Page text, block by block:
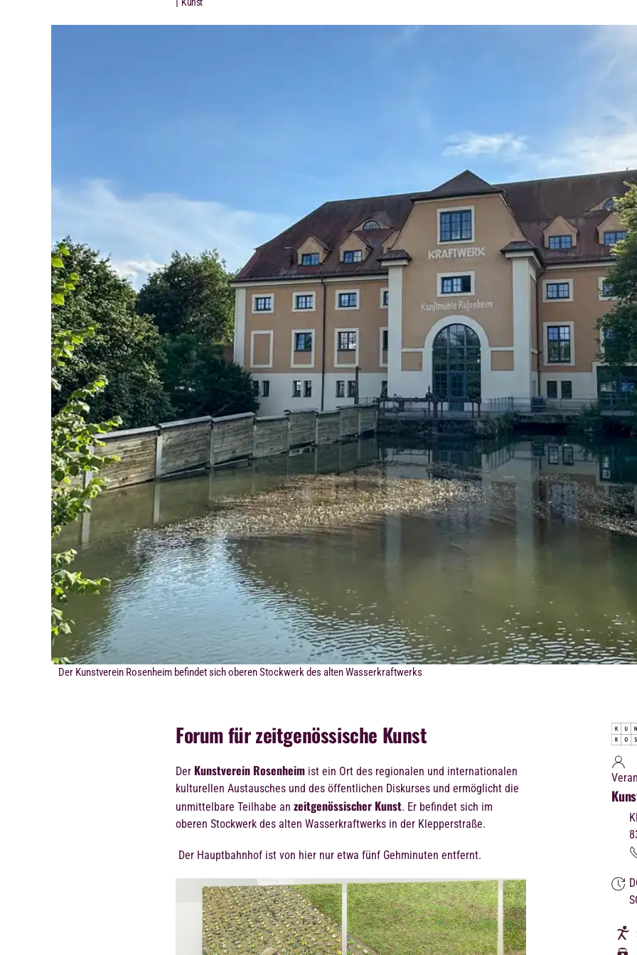
Der Kunstverein Rosenheim befindet sich oberen Stockwerk des alten Wasserkraftwerks
Forum für zeitgenössische Kunst
Der Kunstverein Rosenheim ist ein Ort des regionalen und internationalen
kulturellen Austausches und des öffentlichen Diskurses und ermöglicht die
unmittelbare Teilhabe an zeitgenössischer Kunst. Er befindet sich im
oberen Stockwerk des alten Wasserkraftwerks in der Klepperstraße.
Der Hauptbahnhof ist von hier nur etwa fünf Gehminuten entfernt.